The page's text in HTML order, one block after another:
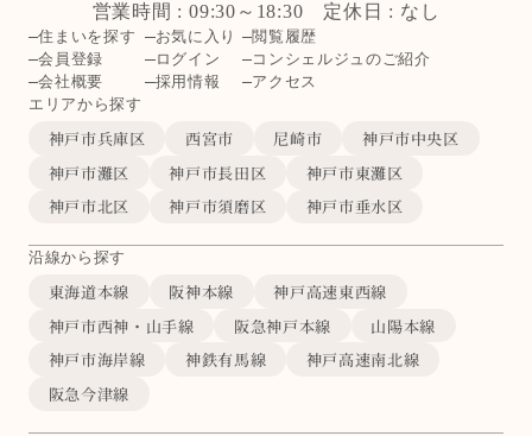
営業時間 : 09:30～18:30 定休日 : なし
住まいを探す お気に入り
閲覧履歴
会員登録
ログイン
コンシェルジュのご紹介
会社概要
採用情報
アクセス
エリアから探す
神戸市兵庫区 西宮市 尼崎市
神戸市中央区
神戸市灘区
神戸市長田区
神戸市東灘区
神戸市北区
神戸市須磨区 神戸市垂水区
沿線から探す
東海道本線 阪神本線
神戸高速東西線
神戸市西神・山手線
阪急神戸本線
山陽本線
神戸市海岸線
神鉄有馬線
神戸高速南北線
阪急今津線